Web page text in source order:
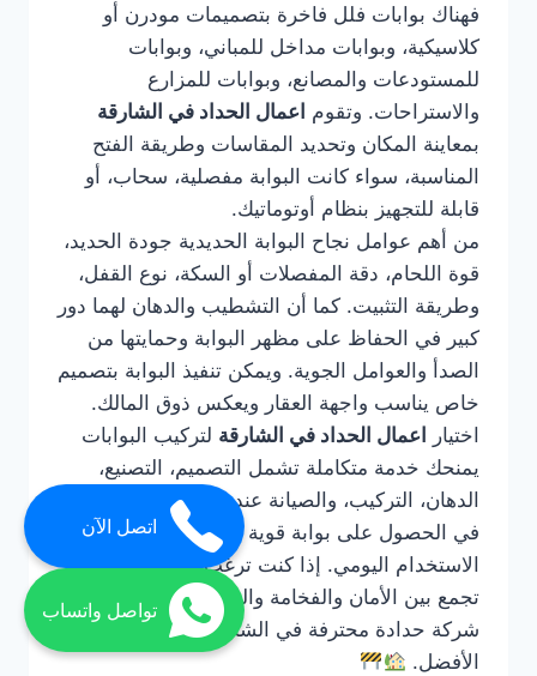
فهناك بوابات فلل فاخرة بتصميمات مودرن أو
كلاسيكية، وبوابات مداخل للمباني، وبوابات
للمستودعات والمصانع، وبوابات للمزارع
والاستراحات. وتقوم اعمال الحداد في الشارقة
بمعاينة المكان وتحديد المقاسات وطريقة الفتح
المناسبة، سواء كانت البوابة مفصلية، سحاب، أو
قابلة للتجهيز بنظام أوتوماتيك.
من أهم عوامل نجاح البوابة الحديدية جودة الحديد،
قوة اللحام، دقة المفصلات أو السكة، نوع القفل،
وطريقة التثبيت. كما أن التشطيب والدهان لهما دور
كبير في الحفاظ على مظهر البوابة وحمايتها من
الصدأ والعوامل الجوية. ويمكن تنفيذ البوابة بتصميم
خاص يناسب واجهة العقار ويعكس ذوق المالك.
اختيار
اعمال الحداد في الشارقة لتركيب البوابات
يمنحك خدمة متكاملة تشمل التصميم، التصنيع،
الدهان، التركيب، والصيانة عند الحاجة. كما يساعدك
في الحصول على بوابة قوية تعمل بسهولة وتتحمل
الاستخدام اليومي. إذا كنت ترغب في بوابة حديد
تجمع بين الأمان والفخامة والمتانة، فالتعامل مع
شركة حدادة محترفة في الشارقة هو الحل
الأفضل.
اتصل الآن
تواصل واتساب